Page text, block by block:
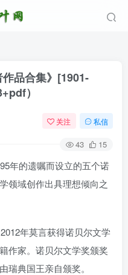
作品合集》[1901-
）
关注 私信
43 15
年的遗嘱而设立的五个诺
领域创作出具理想倾向之
年莫言获得诺贝尔文学
作家。诺贝尔文学奖颁奖
瑞典国王亲自颁奖。